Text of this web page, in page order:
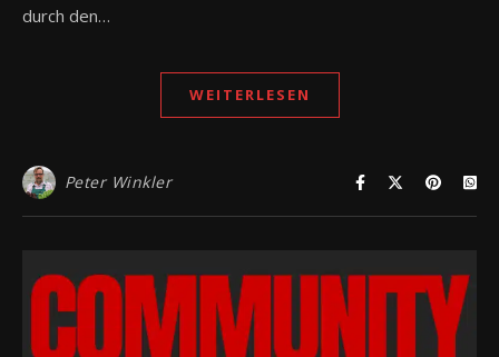
durch den…
WEITERLESEN
Peter Winkler